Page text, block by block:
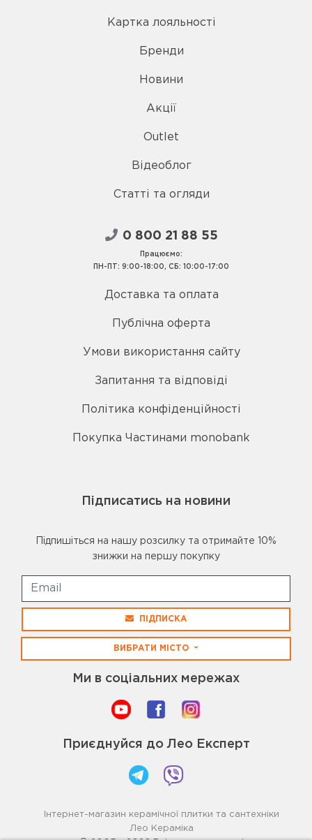
Картка лояльності
Бренди
Новини
Акції
Outlet
Відеоблог
Статті та огляди
0 800 21 88 55
Працюємо:
ПН-ПТ: 9:00-18:00, СБ: 10:00-17:00
Доставка та оплата
Публічна оферта
Умови використання сайту
Запитання та відповіді
Політика конфіденційності
Покупка Частинами monobank
Підписатись на новини
Підпишіться на нашу розсилку та отримайте 10%
знижки на першу покупку
ПІДПИСКА
ВИБРАТИ МІСТО
Ми в соціальних мережах
Приєднуйся до Лео Експерт
Інтернет-магазин керамічної плитки та сантехніки
Лео Кераміка